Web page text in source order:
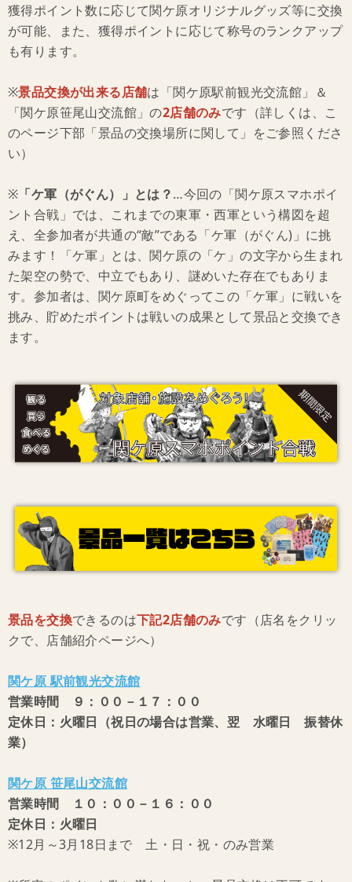
獲得ポイント数に応じて関ケ原オリジナルグッズ等に交換
が可能、また、獲得ポイントに応じて称号のランクアップ
も有ります。
※景品交換が出来る店舗は「関ケ原駅前観光交流館」＆
「関ケ原笹尾山交流館」の2店舗のみです（詳しくは、こ
のページ下部「景品の交換場所に関して」をご参照くださ
い）
※ 「ケ軍（がぐん）」とは？…今回の「関ケ原スマホポイ
ント合戦」では、これまでの東軍・西軍という構図を超
え、全参加者が共通の“敵”である「ケ軍（がぐん)」に挑
みます！「ケ軍」とは、関ケ原の「ケ」の文字から生まれ
た架空の勢で、中立でもあり、謎めいた存在でもありま
す。参加者は、関ケ原町をめぐってこの「ケ軍」に戦いを
挑み、貯めたポイントは戦いの成果として景品と交換でき
ます。
景品を交換できるのは下記2店舗のみです（店名をクリッ
クで、店舗紹介ページへ）
関ケ原 駅前観光交流館
営業時間 ９：００－１７：００
定休日：火曜日（祝日の場合は営業、翌 水曜日 振替休
業）
関ケ原 笹尾山交流館
営業時間 １０：００－１６：００
定休日：火曜日
※12月～3月18日まで 土・日・祝・のみ営業